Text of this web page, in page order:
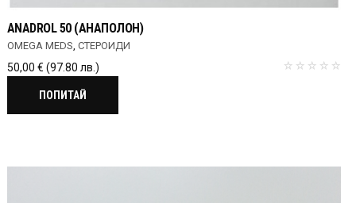
ANADROL 50 (АНАПОЛОН)
OMEGA MEDS СТЕРОИДИ
50,00 € (97.80 лв.)
ПОПИТАЙ